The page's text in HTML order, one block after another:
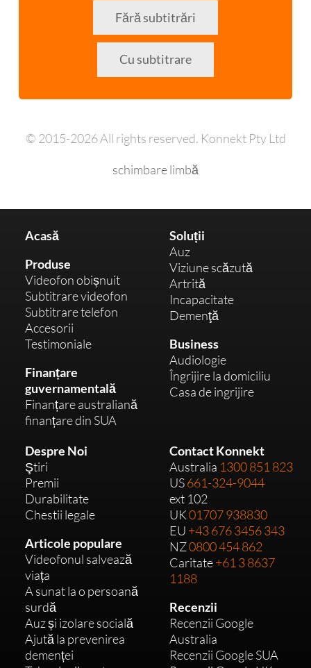
Fără subtitrări
Cu subtitrare
© 2015-2026 All rights reserved. Konnekt Pty Ltd
schimbare limbă
Acasă
Produse
Videofon obișnuit
Subtitrare videofon
Subtitrare telefon
Accesorii
Testimoniale
Finanțare
guvernamentală
Finanțare australiană
finanțare din SUA
Soluții
Auz
Viziune scăzută
Artrită
Incapacitate
Demenţă
Business
Audiologie
Îngrijire la domiciliu
Casa de ingrijire
Despre Noi
Ştiri
Premii
Durabilitate
Chestii legale
Articole populare
Videofonul salvează
viața
A sunat la o persoană
surdă
Auz și izolare socială
Ajută la prevenirea
demenței
Contact Konnekt
Australia 1300 851 823
US661-324-9044
ext 102
UK01707 938830
EU +43 676 3456 343
NZ0800 454 862
Caritate+61 3 8637
1188
Recenzii
Recenzii Google
Australia
Recenzii Google SUA